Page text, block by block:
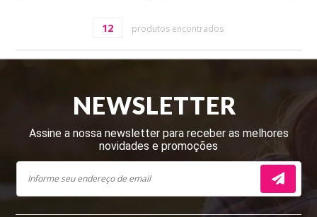
12 produtos encontrados
NEWSLETTER
Assine a nossa newsletter para receber as melhores
novidades e promoções